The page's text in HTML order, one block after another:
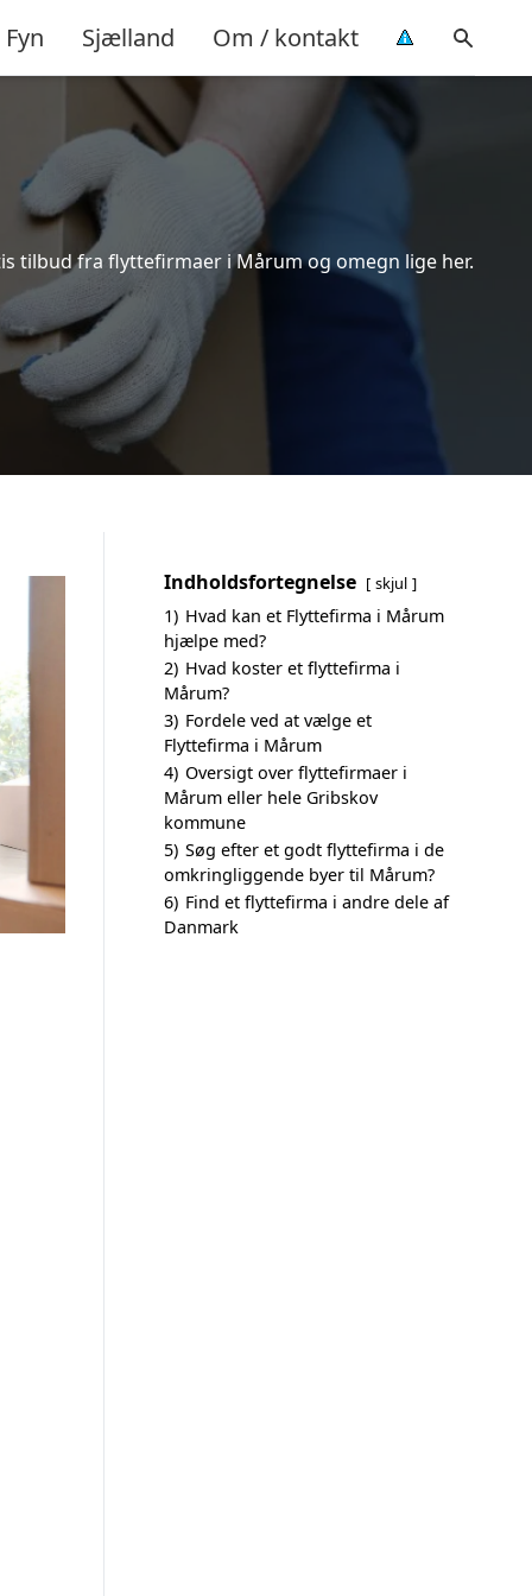
Fyn Sjælland Om / kontakt
tilbud fra flyttefirmaer i Mårum og omegn lige her.
Indholdsfortegnelse skjul
1) Hvad kan et Flyttefirma i Mårum
hjælpe med?
2) Hvad koster et flyttefirma i
Mårum?
3) Fordele ved at vælge et
Flyttefirma i Mårum
4) Oversigt over flyttefirmaer i
Mårum eller hele Gribskov
kommune
5) Søg efter et godt flyttefirma i de
omkringliggende byer til Mårum?
6) Find et flyttefirma i andre dele af
Danmark